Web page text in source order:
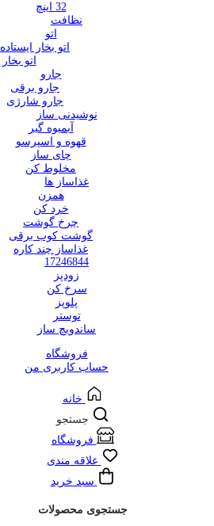
32 اینچ
نظافت
اتو
اتو بخار ایستاده
اتو بخار
جارو
جارو برقی
جارو شارژی
نوشیدنی ساز
آبمیوه گیر
قهوه و اسپرسو
چای ساز
مخلوط کن
غذاساز ها
همزن
خرد کن
چرخ گوشت
گوشت کوب برقی
غذاساز چند کاره
17246844
زودپز
سرخ کن
پلوپز
توستر
ساندویچ ساز
فروشگاه
حساب کاربری من
خانه
جستجو
فروشگاه
علاقه مندی
سبد خرید
جستجوی محصولات